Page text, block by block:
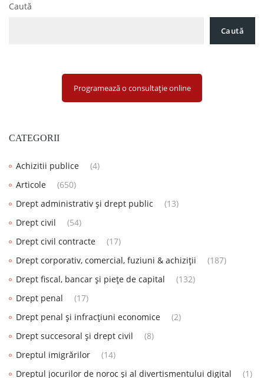
Caută
Caută
Programează o consultație online
CATEGORII
Achizitii publice
(4)
Articole
(650)
Drept administrativ și drept public
(13)
Drept civil
(54)
Drept civil contracte
(17)
Drept corporativ, comercial, fuziuni & achiziții
(187)
Drept fiscal, bancar și piețe de capital
(132)
Drept penal
(17)
Drept penal și infracțiuni economice
(2)
Drept succesoral și drept civil
(8)
Dreptul imigrărilor
(14)
Dreptul jocurilor de noroc și al divertismentului digital
(1)